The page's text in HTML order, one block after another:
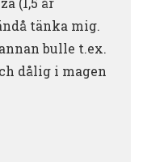
tänka mig.
bulle t.ex.
dålig i magen